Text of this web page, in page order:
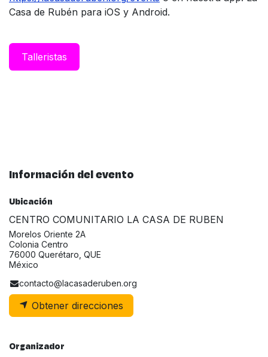
Casa de Rubén para iOS y Android.
Taller​istas
Información del evento
Ubicación
CENTRO COMUNITARIO LA CASA DE RUBEN
Morelos Oriente 2A
Colonia Centro
76000 Querétaro, QUE
México
contacto@lacasaderuben.org
Obtener direcciones
Organizador